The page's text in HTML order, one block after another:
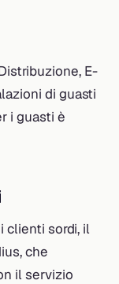
E-
di guasti
i guasti è
clienti sordi, il
che
il servizio